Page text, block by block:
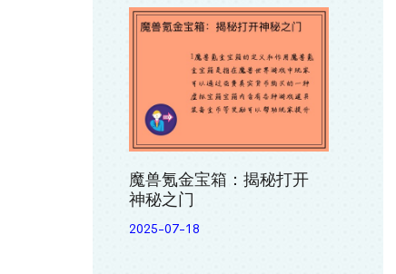
魔兽氪金宝箱：揭秘打开
神秘之门
2025-07-18